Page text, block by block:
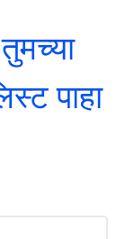
पाहा